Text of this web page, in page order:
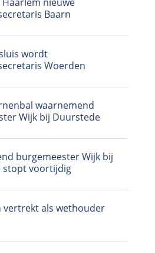
Baarn
wordt
Woerden
waarnemend
Wijk bij Duurstede
burgemeester Wijk bij
stopt voortijdig
vertrekt als wethouder